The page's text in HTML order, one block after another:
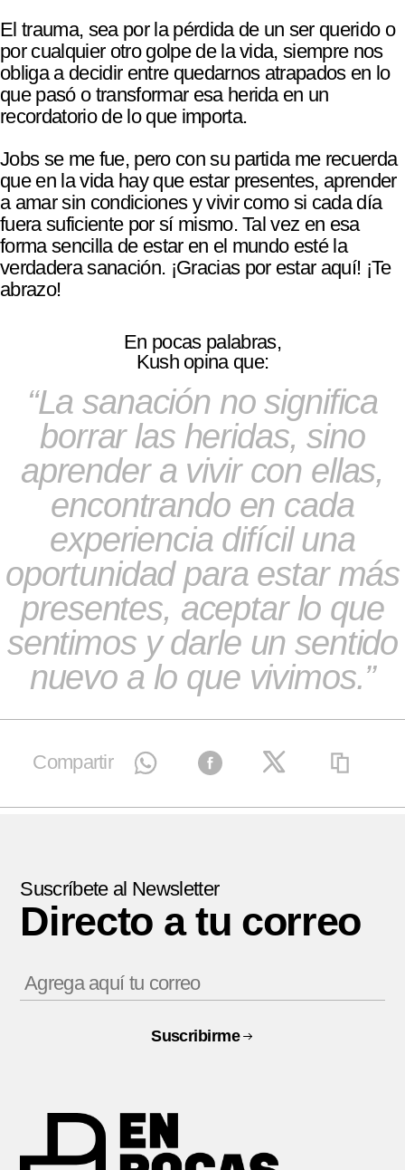
El trauma, sea por la pérdida de un ser querido o
por cualquier otro golpe de la vida, siempre nos
obliga a decidir entre quedarnos atrapados en lo
que pasó o transformar esa herida en un
recordatorio de lo que importa.
Jobs se me fue, pero con su partida me recuerda
que en la vida hay que estar presentes, aprender
a amar sin condiciones y vivir como si cada día
fuera suficiente por sí mismo. Tal vez en esa
forma sencilla de estar en el mundo esté la
verdadera sanación. ¡Gracias por estar aquí! ¡Te
abrazo!
En pocas palabras,
Kush opina que:
La sanación no significa
borrar las heridas, sino
aprender a vivir con ellas,
encontrando en cada
experiencia difícil una
oportunidad para estar más
presentes, aceptar lo que
sentimos y darle un sentido
nuevo a lo que vivimos.
Compartir
Suscríbete al Newsletter
Directo a tu correo
Suscribirme